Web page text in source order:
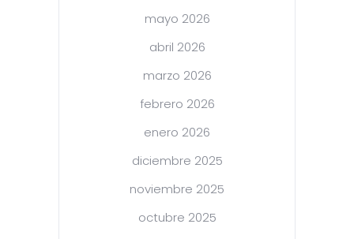
mayo 2026
abril 2026
marzo 2026
febrero 2026
enero 2026
diciembre 2025
noviembre 2025
octubre 2025